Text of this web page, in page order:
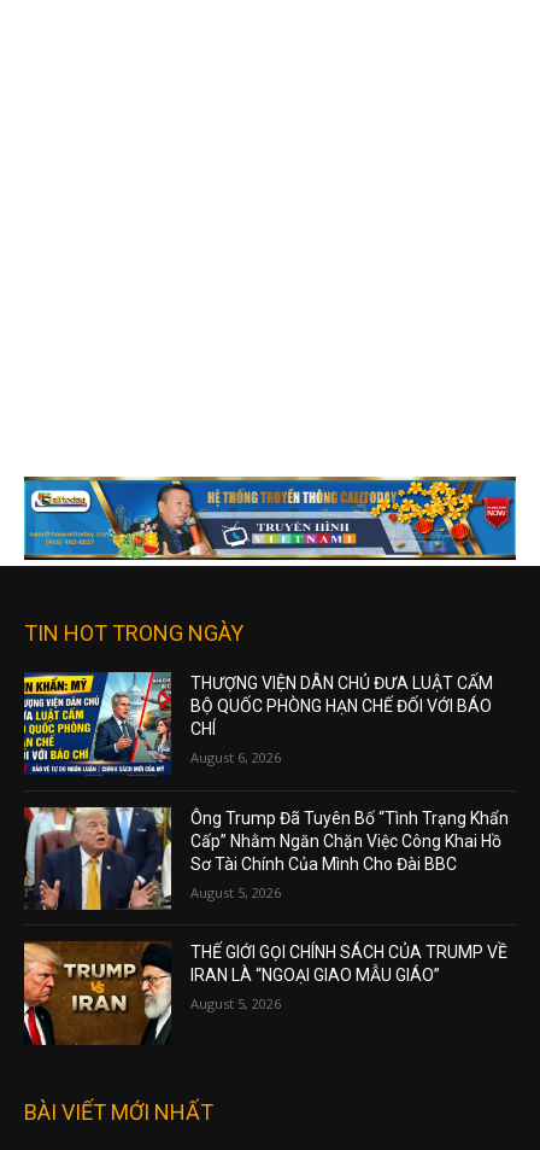
TIN HOT TRONG NGÀY
THƯỢNG VIỆN DÂN CHỦ ĐƯA LUẬT CẤM
BỘ QUỐC PHÒNG HẠN CHẾ ĐỐI VỚI BÁO
CHÍ
August 6, 2026
Ông Trump Đã Tuyên Bố “Tình Trạng Khẩn
Cấp” Nhằm Ngăn Chặn Việc Công Khai Hồ
Sơ Tài Chính Của Mình Cho Đài BBC
August 5, 2026
THẾ GIỚI GỌI CHÍNH SÁCH CỦA TRUMP VỀ
IRAN LÀ “NGOẠI GIAO MẪU GIÁO”
August 5, 2026
BÀI VIẾT MỚI NHẤT